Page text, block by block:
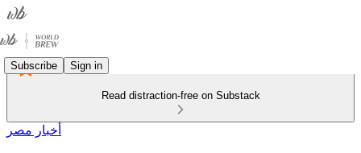
Subscribe Sign in
Read distraction-free on Substack
أخبار مصر